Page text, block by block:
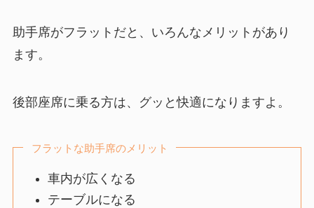
助手席がフラットだと、いろんなメリットがあり
ます。
後部座席に乗る方は、グッと快適になりますよ。
フラットな助手席のメリット
車内が広くなる
テーブルになる